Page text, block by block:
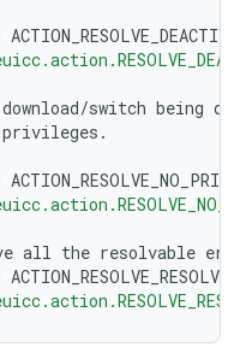
download/switch being
privileges .
all the resolvable